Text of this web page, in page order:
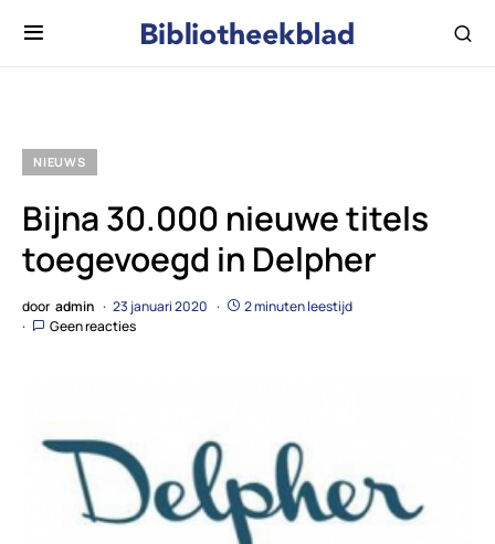
NIEUWS
Bijna 30.000 nieuwe titels
toegevoegd in Delpher
door admin 23 januari 2020
2 minuten leestijd
Geen reacties